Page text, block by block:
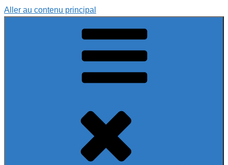
Aller au contenu principal